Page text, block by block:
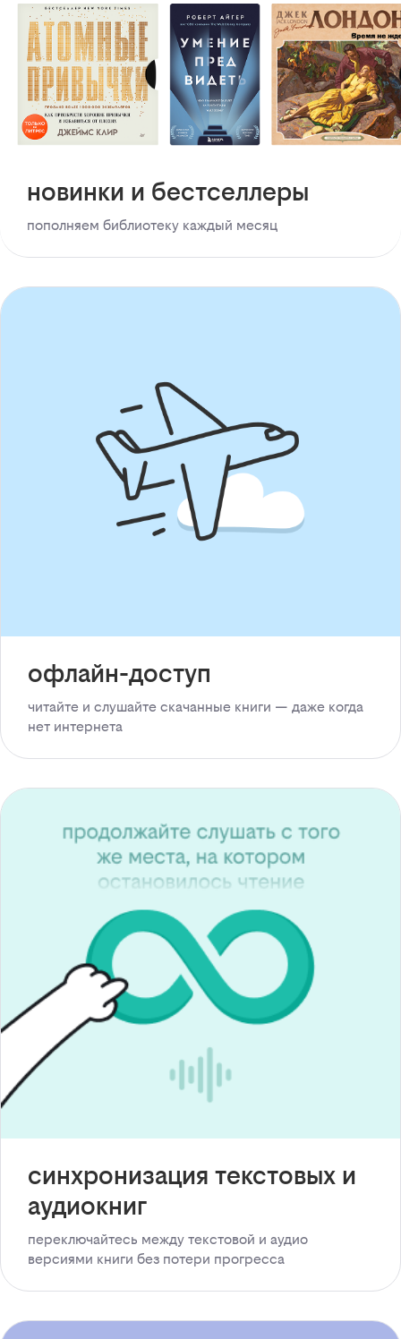
новинки и бестселлеры
пополняем библиотеку каждый месяц
офлайн-доступ
читайте и слушайте скачанные книги — даже когда
нет интернета
синхронизация текстовых и
аудиокниг
переключайтесь между текстовой и аудио
версиями книги без потери прогресса